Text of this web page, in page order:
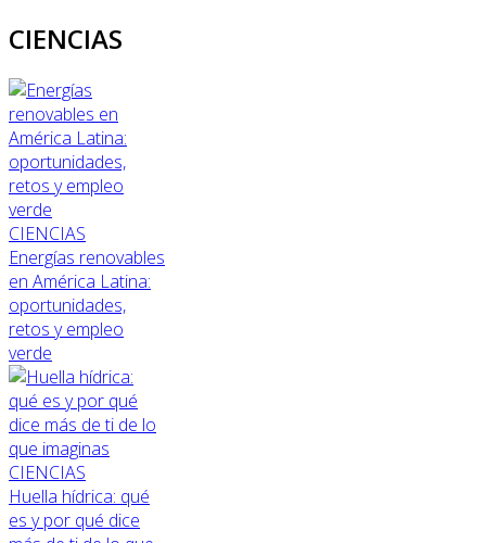
CIENCIAS
CIENCIAS
Energías renovables
en América Latina:
oportunidades,
retos y empleo
verde
CIENCIAS
Huella hídrica: qué
es y por qué dice